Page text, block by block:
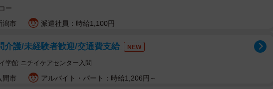
胴車」塗装を引き継がず、現行塗装でデビュー。それ以降、急行用車両の新
2020年6月に最後の「赤胴車」が姿を消しました。
切りのタイミングに
ー
潟市 派遣社員：時給1,100円
介護/未経験者歓迎/交通費支給 NEW
学館 ニチイケアセンター入間
間市 アルバイト・パート：時給1,206円～